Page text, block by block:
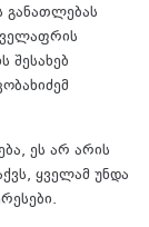
განათლებას
შესახებ
ეს არ არის
ყველამ უნდა